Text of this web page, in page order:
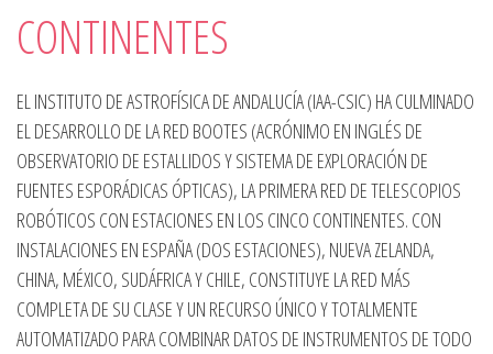
CONTINENTES
EL INSTITUTO DE ASTROFÍSICA DE ANDALUCÍA (IAA-CSIC) HA CULMINADO
EL DESARROLLO DE LA RED BOOTES (ACRÓNIMO EN INGLÉS DE
OBSERVATORIO DE ESTALLIDOS Y SISTEMA DE EXPLORACIÓN DE
FUENTES ESPORÁDICAS ÓPTICAS), LA PRIMERA RED DE TELESCOPIOS
ROBÓTICOS CON ESTACIONES EN LOS CINCO CONTINENTES. CON
INSTALACIONES EN ESPAÑA (DOS ESTACIONES), NUEVA ZELANDA,
CHINA, MÉXICO, SUDÁFRICA Y CHILE, CONSTITUYE LA RED MÁS
COMPLETA DE SU CLASE Y UN RECURSO ÚNICO Y TOTALMENTE
AUTOMATIZADO PARA COMBINAR DATOS DE INSTRUMENTOS DE TODO